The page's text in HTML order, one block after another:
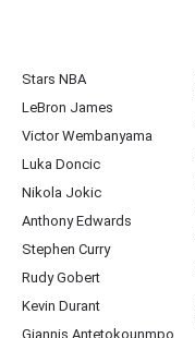
Stars NBA
LeBron James
Victor Wembanyama
Luka Doncic
Nikola Jokic
Anthony Edwards
Stephen Curry
Rudy Gobert
Kevin Durant
Giannis Antetokounmpo